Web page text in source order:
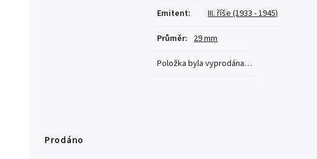
Emitent: III. říše (1933 - 1945)
Průměr: 29 mm
Položka byla vyprodána…
Prodáno